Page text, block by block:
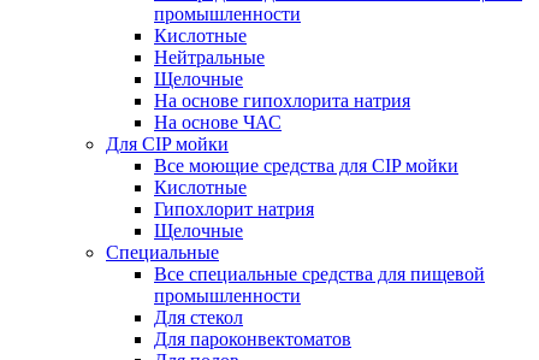
промышленности
Кислотные
Нейтральные
Щелочные
На основе гипохлорита натрия
На основе ЧАС
Для CIP мойки
Все моющие средства для CIP мойки
Кислотные
Гипохлорит натрия
Щелочные
Специальные
Все специальные средства для пищевой
промышленности
Для стекол
Для пароконвектоматов